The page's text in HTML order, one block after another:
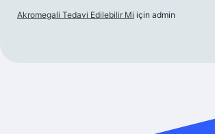
Akromegali Tedavi Edilebilir Mi için admin